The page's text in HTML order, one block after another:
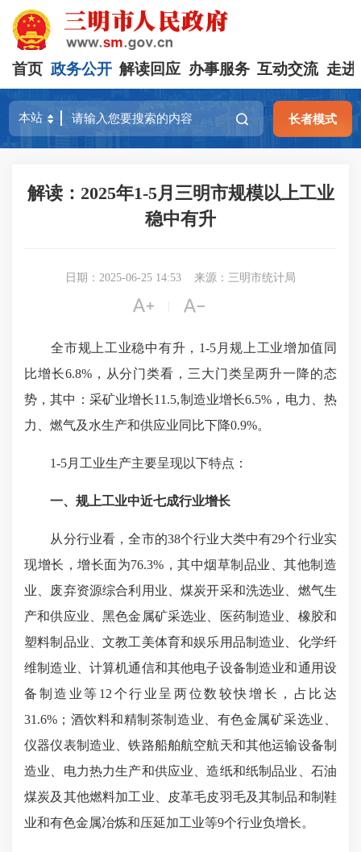
首页 政务公开 解读回应 办事服务 互动交流 走进
长者模式
解读：2025年1-5月三明市规模以上工业
稳中有升
日期：2025-06-25 14:53 来源：三明市统计局
 
全市规上工业稳中有升，1-5月规上工业增加值同
比增长6.8%，从分门类看，三大门类呈两升一降的态
势，其中：采矿业增长11.5,制造业增长6.5%，电力、热
力、燃气及水生产和供应业同比下降0.9%。
1-5月工业生产主要呈现以下特点：
一、规上工业中近七成行业增长
从分行业看，全市的38个行业大类中有29个行业实
现增长，增长面为76.3%，其中烟草制品业、其他制造
业、废弃资源综合利用业、煤炭开采和洗选业、燃气生
产和供应业、黑色金属矿采选业、医药制造业、橡胶和
塑料制品业、文教工美体育和娱乐用品制造业、化学纤
维制造业、计算机通信和其他电子设备制造业和通用设
备制造业等12个行业呈两位数较快增长，占比达
31.6%；酒饮料和精制茶制造业、有色金属矿采选业、
仪器仪表制造业、铁路船舶航空航天和其他运输设备制
造业、电力热力生产和供应业、造纸和纸制品业、石油
煤炭及其他燃料加工业、皮革毛皮羽毛及其制品和制鞋
业和有色金属冶炼和压延加工业等9个行业负增长。